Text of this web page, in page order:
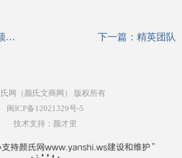
知 下一篇： 精英团队
网（颜氏文商网）
版权所有
闽ICP备12021329号-5
技术支持：颜才里